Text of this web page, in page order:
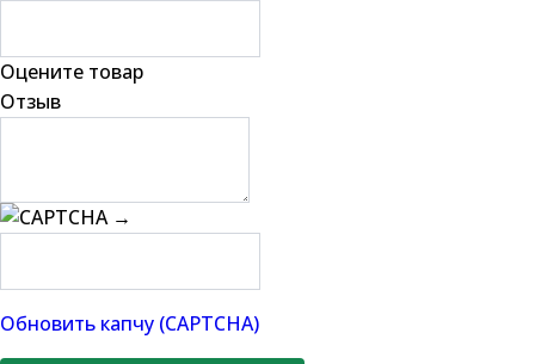
Оцените товар
Отзыв
→
Обновить капчу (CAPTCHA)